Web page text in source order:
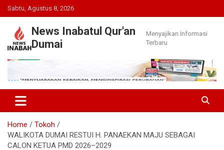
Skip
to
content
Sabtu, Agustus 8, 2026
News Inabatul Qur'an
Dumai
Menyajikan Informasi
Terbaru
Home
Tokoh
WALIKOTA DUMAI RESTUI H. PANAEKAN MAJU SEBAGAI
CALON KETUA PMD 2026–2029